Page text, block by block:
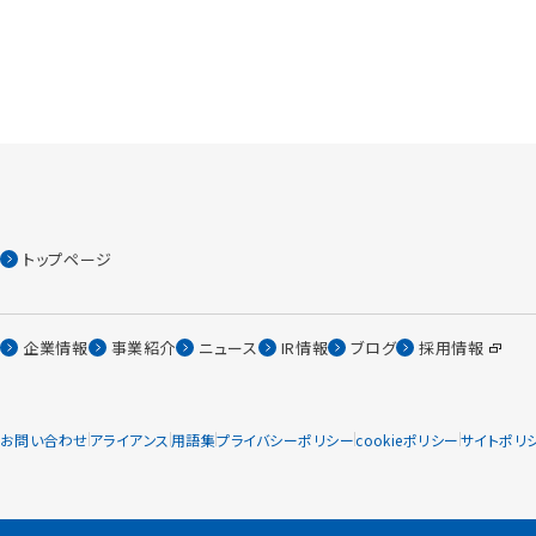
トップページ
企業情報 事業紹介 ニュース IR情報 ブログ 採用情報
お問い合わせアライアンス 用語集プライバシーポリシーcookieポリシーサイトポリ